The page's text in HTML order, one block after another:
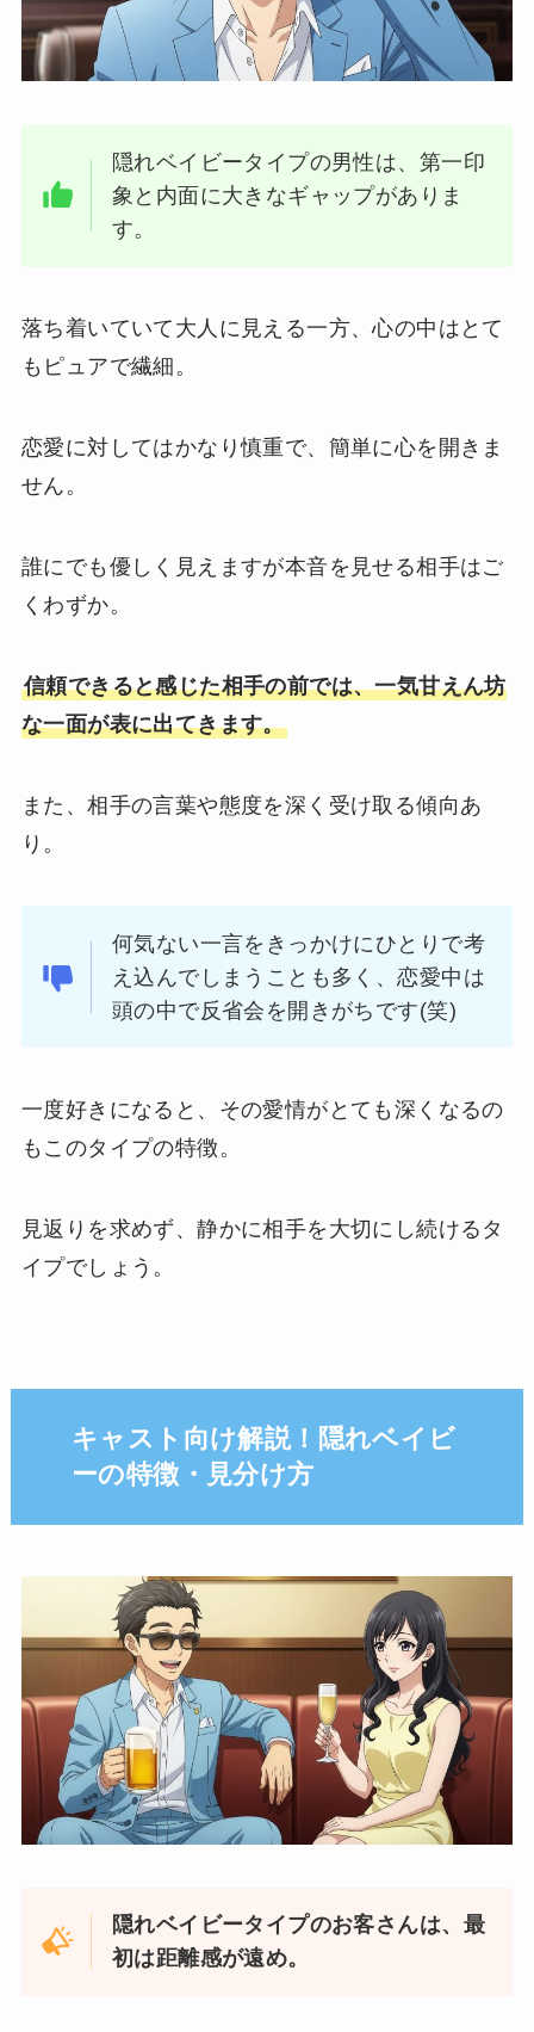
隠れベイビータイプの男性は、第一印
象と内面に大きなギャップがありま
す。
落ち着いていて大人に見える一方、心の中はとて
もピュアで繊細。
恋愛に対してはかなり慎重で、簡単に心を開きま
せん。
誰にでも優しく見えますが本音を見せる相手はご
くわずか。
信頼できると感じた相手の前では、一気甘えん坊
な一面が表に出てきます。
また、相手の言葉や態度を深く受け取る傾向あ
り。
何気ない一言をきっかけにひとりで考
え込んでしまうことも多く、恋愛中は
頭の中で反省会を開きがちです(笑)
一度好きになると、その愛情がとても深くなるの
もこのタイプの特徴。
見返りを求めず、静かに相手を大切にし続けるタ
イプでしょう。
キャスト向け解説！隠れベイビ
ーの特徴・見分け方
隠れベイビータイプのお客さんは、最
初は距離感が遠め。